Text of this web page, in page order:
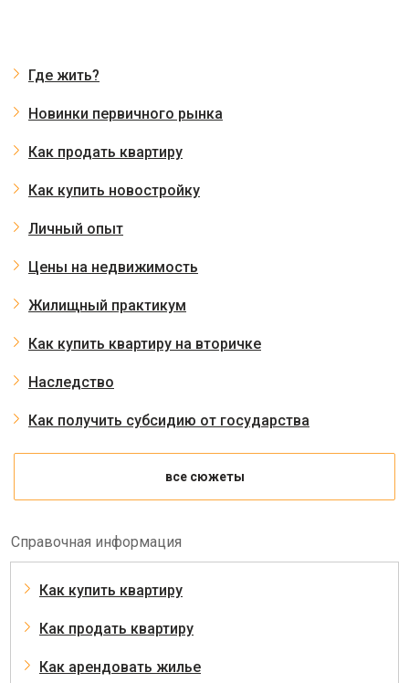
Где жить?
Новинки первичного рынка
Как продать квартиру
Как купить новостройку
Личный опыт
Цены на недвижимость
Жилищный практикум
Как купить квартиру на вторичке
Наследство
Как получить субсидию от государства
все сюжеты
Справочная информация
Как купить квартиру
Как продать квартиру
Как арендовать жилье